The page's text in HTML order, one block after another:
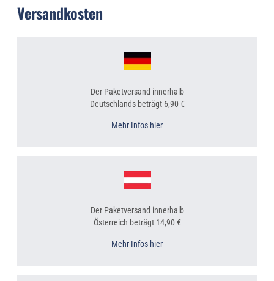
Versandkosten
Der Paketversand innerhalb
Deutschlands beträgt 6,90 €
Mehr Infos hier
Der Paketversand innerhalb
Österreich beträgt 14,90 €
Mehr Infos hier